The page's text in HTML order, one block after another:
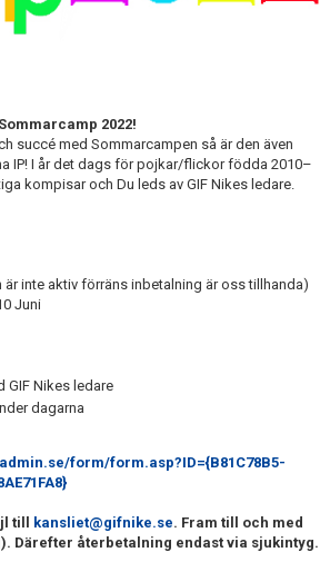
CO
2022!
succé med Sommarcampen så är den även
IP! I år det dags för pojkar/flickor födda 2010–
kompisar och Du leds av GIF Nikes ledare.
är inte aktiv förräns inbetalning är oss tillhanda)
Juni
GIF Nikes ledare
dagarna
form/form.asp?ID={B81C78B5-
till kansliet@gifnike.se. Fram till och med
Därefter återbetalning endast via sjukintyg.